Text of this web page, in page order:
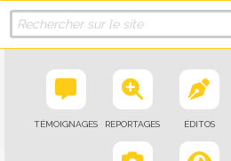
TÉMOIGNAGES REPORTAGES ÉDITOS